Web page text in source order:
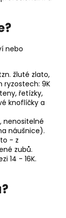
nebo
žluté zlato,
ryzostech: 9K
řetízky,
knoflíčky a
nenositelné
náušnice).
- z
zubů.
14 - 16K.